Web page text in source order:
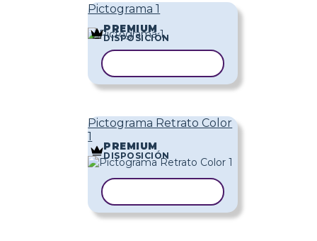
Pictograma 1
PREMIUM
DISPOSICIÓN
Pictograma Retrato Color
1
PREMIUM
DISPOSICIÓN